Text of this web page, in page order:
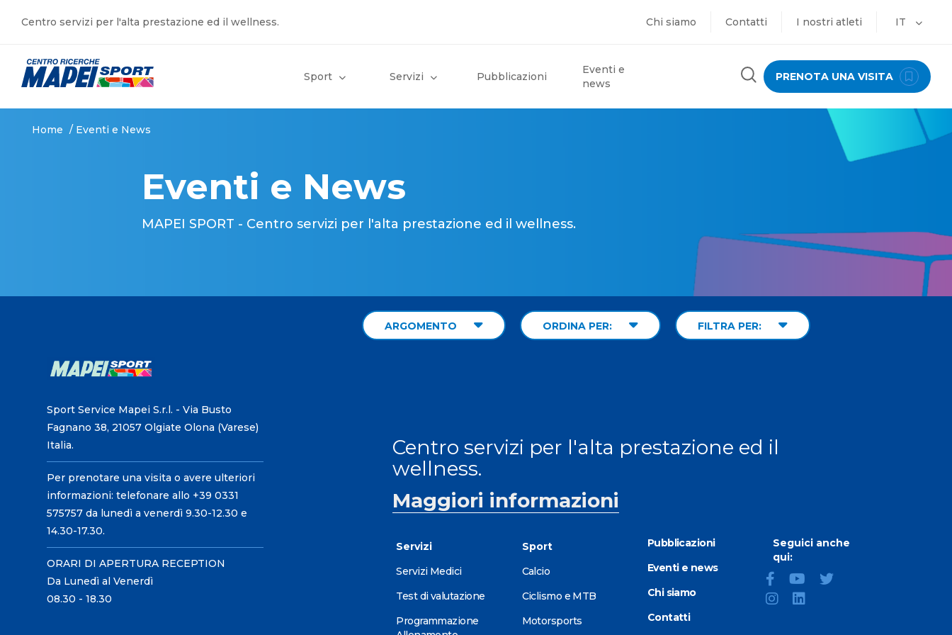
Centro servizi per l'alta prestazione ed il wellness. Chi siamo Contatti I nostri atleti IT
Sport Servizi Pubblicazioni
Eventi e
news
PRENOTA UNA VISITA
Home / Eventi e News
Eventi e News
MAPEI SPORT - Centro servizi per l'alta prestazione ed il wellness.
ARGOMENTO ORDINA PER: FILTRA PER:
Sport Service Mapei S.r.l. - Via Busto
Fagnano 38, 21057 Olgiate Olona (Varese)
Italia.
Per prenotare una visita o avere ulteriori
informazioni: telefonare allo +39 0331
575757 da lunedì a venerdì 9.30-12.30 e
14.30-17.30.
ORARI DI APERTURA RECEPTION
Da Lunedì al Venerdì
08.30 - 18.30
Centro servizi per l'alta prestazione ed il
wellness.
Maggiori informazioni
Servizi
Servizi Medici
Test di valutazione
Programmazione
Sport
Calcio
Ciclismo e MTB
Motorsports
Pubblicazioni
Eventi e news
Chi siamo
Contatti
Seguici anche
qui: